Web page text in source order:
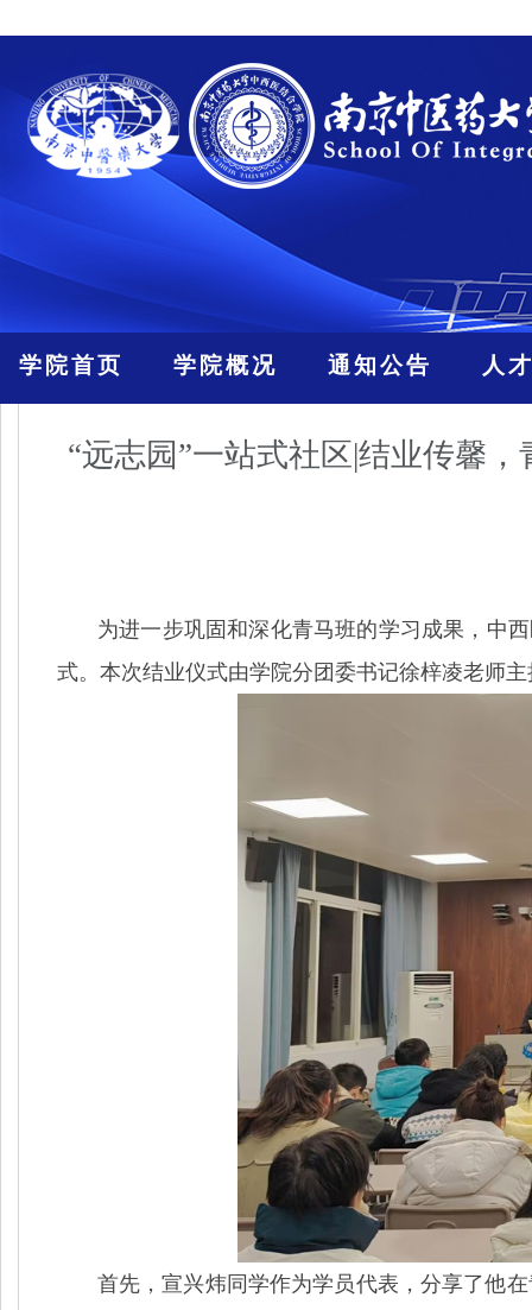
学院首页 学院概况 通知公告 人
“远志园”一站式社区|结业传馨
为进一步巩固和深化青马班的学习成果，中
式。本次结业仪式由学院分团委书记徐梓凌老师主
首先，宣兴炜同学作为学员代表，分享了他